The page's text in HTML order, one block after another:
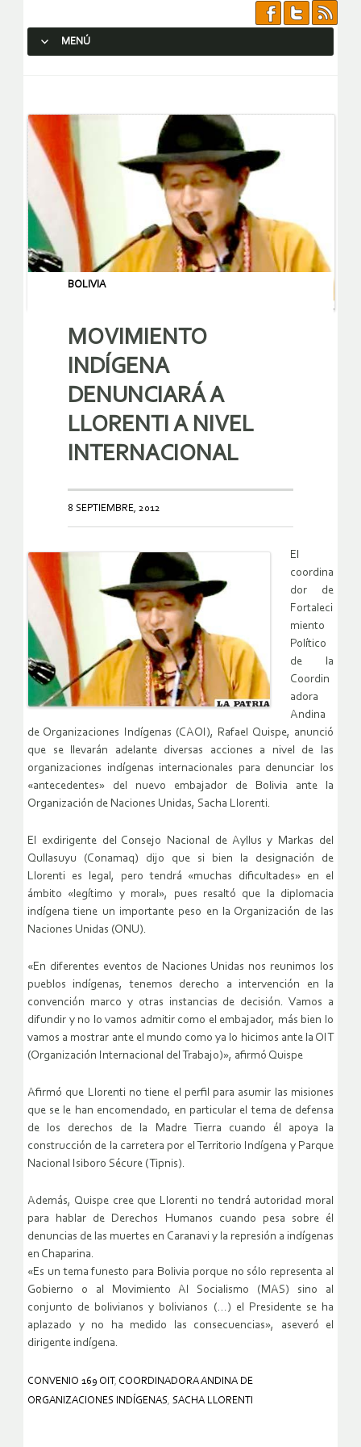
MENÚ
BOLIVIA
MOVIMIENTO
INDÍGENA
DENUNCIARÁ A
LLORENTI A NIVEL
INTERNACIONAL
8 SEPTIEMBRE, 2012
El
coordina
dor de
Fortaleci
miento
Político
de la
Coordin
adora
Andina
de Organizaciones Indígenas (CAOI), Rafael Quispe, anunció
que se llevarán adelante diversas acciones a nivel de las
organizaciones indígenas internacionales para denunciar los
«antecedentes» del nuevo embajador de Bolivia ante la
Organización de Naciones Unidas, Sacha Llorenti.
El exdirigente del Consejo Nacional de Ayllus y Markas del
Qullasuyu (Conamaq) dijo que si bien la designación de
Llorenti es legal, pero tendrá «muchas dificultades» en el
ámbito «legítimo y moral», pues resaltó que la diplomacia
indígena tiene un importante peso en la Organización de las
Naciones Unidas (ONU).
«En diferentes eventos de Naciones Unidas nos reunimos los
pueblos indígenas, tenemos derecho a intervención en la
convención marco y otras instancias de decisión. Vamos a
difundir y no lo vamos admitir como el embajador, más bien lo
vamos a mostrar ante el mundo como ya lo hicimos ante la OIT
(Organización Internacional del Trabajo)», afirmó Quispe
Afirmó que Llorenti no tiene el perfil para asumir las misiones
que se le han encomendado, en particular el tema de defensa
de los derechos de la Madre Tierra cuando él apoya la
construcción de la carretera por el Territorio Indígena y Parque
Nacional Isiboro Sécure (Tipnis).
Además, Quispe cree que Llorenti no tendrá autoridad moral
para hablar de Derechos Humanos cuando pesa sobre él
denuncias de las muertes en Caranavi y la represión a indígenas
en Chaparina.
«Es un tema funesto para Bolivia porque no sólo representa al
Gobierno o al Movimiento Al Socialismo (MAS) sino al
conjunto de bolivianos y bolivianos (…) el Presidente se ha
aplazado y no ha medido las consecuencias», aseveró el
dirigente indígena.
CONVENIO 169 OIT, COORDINADORA ANDINA DE
ORGANIZACIONES INDÍGENAS, SACHA LLORENTI